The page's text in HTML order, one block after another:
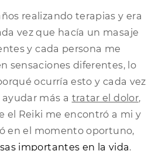
realizando terapias y era
vez que hacía un masaje
y cada persona me
sensaciones diferentes, lo
ocurría esto y cada vez
más a tratar el dolor,
el Reiki me encontró a mi y
en el momento oportuno,
importantes en la vida.